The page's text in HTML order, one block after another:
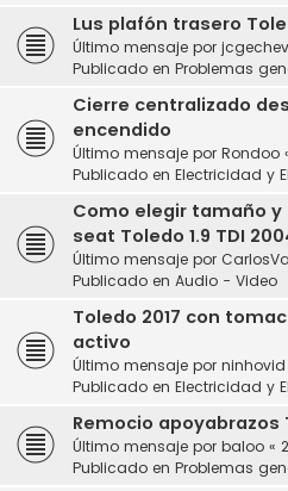
Lus plafón trasero
Último mensaje por
Publicado en Problemas
Cierre centralizado
encendido
Último mensaje por Rondoo
Publicado en Electricidad y
Como elegir tamaño y
seat Toledo 1.9 TDI
Último mensaje por
Publicado en Audio - Video
Toledo 2017 con
activo
Último mensaje por ninhovid
Publicado en Electricidad y
Remocio apoyabrazos
Último mensaje por baloo «
Publicado en Problemas